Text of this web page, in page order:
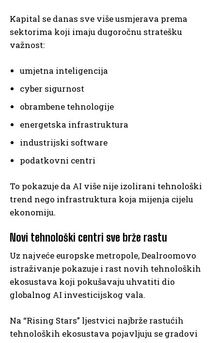
Kapital se danas sve više usmjerava prema
sektorima koji imaju dugoročnu stratešku
važnost:
umjetna inteligencija
cyber sigurnost
obrambene tehnologije
energetska infrastruktura
industrijski software
podatkovni centri
To pokazuje da AI više nije izolirani tehnološki
trend nego infrastruktura koja mijenja cijelu
ekonomiju.
Novi tehnološki centri sve brže rastu
Uz najveće europske metropole, Dealroomovo
istraživanje pokazuje i rast novih tehnoloških
ekosustava koji pokušavaju uhvatiti dio
globalnog AI investicijskog vala.
Na “Rising Stars” ljestvici najbrže rastućih
tehnoloških ekosustava pojavljuju se gradovi